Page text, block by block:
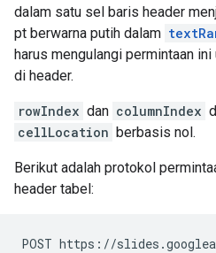
dalam satu sel baris header
pt berwarna putih dalam
harus mengulangi permintaan
di header.
rowIndex dan columnIndex
cellLocation berbasis nol.
Berikut adalah protokol
header tabel:
POST https://